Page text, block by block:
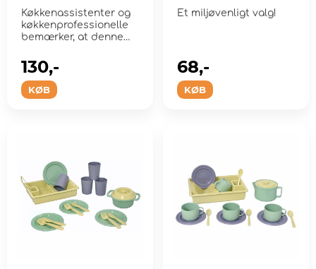
Køkkenassistenter og
køkkenprofessionelle
bemærker, at denne
KØB
130,-
Et miljøvenligt valg!
KØB
68,-